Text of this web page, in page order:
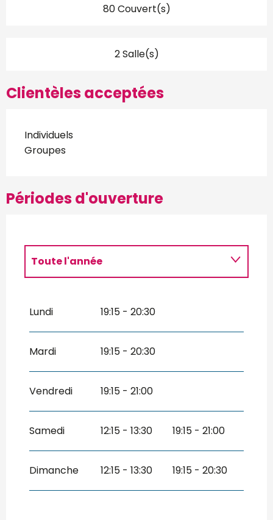
80 Couvert(s)
2 Salle(s)
Clientèles acceptées
Individuels
Groupes
Périodes d'ouverture
Toute l'année
Lundi
19:15 - 20:30
Mardi 19:15 - 20:30
Vendredi 19:15 - 21:00
Samedi 12:15 - 13:30 19:15 - 21:00
Dimanche 12:15 - 13:30 19:15 - 20:30